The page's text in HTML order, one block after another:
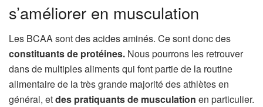
s’améliorer en musculation
Les BCAA sont des acides aminés. Ce sont donc des
constituants de protéines. Nous pourrons les retrouver
dans de multiples aliments qui font partie de la routine
alimentaire de la très grande majorité des athlètes en
général, etdes pratiquants de musculation en particulier.